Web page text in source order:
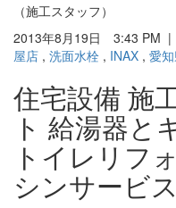
（施工スタッフ）
2013年8月19日 3:43 PM |
屋店 , 洗面水栓 , INAX , 愛
住宅設備 施
ト 給湯器と
トイレリフ
シンサービ